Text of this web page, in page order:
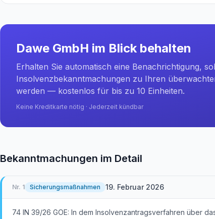
Dawe GmbH im Blick behalten
Erhalten Sie automatisch eine Benachrichtigung,
Insolvenzbekanntmachungen zu Ihren
werden — kostenlos für bis zu 10 Einheiten.
Keine Kreditkarte nötig · Jederzeit kündbar
Bekanntmachungen im Detail
Nr. 1 Sicherungsmaßnahmen 19. Februar 2026
74 IN 39/26 GOE: In dem Insolvenzantragsverfahren über